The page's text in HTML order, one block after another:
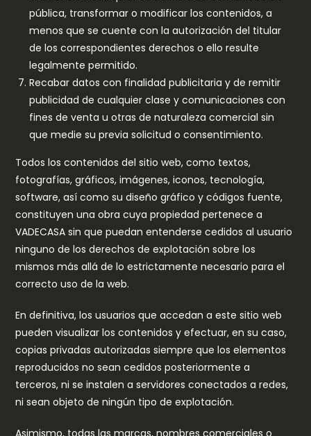
pública, transformar o modificar los contenidos, a
menos que se cuente con la autorización del titular
de los correspondientes derechos o ello resulte
legalmente permitido.
Recabar datos con finalidad publicitaria y de remitir
publicidad de cualquier clase y comunicaciones con
fines de venta u otras de naturaleza comercial sin
que medie su previa solicitud o consentimiento.
Todos los contenidos del sitio web, como textos,
fotografías, gráficos, imágenes, iconos, tecnología,
software, así como su diseño gráfico y códigos fuente,
constituyen una obra cuya propiedad pertenece a
VADECASA sin que puedan entenderse cedidos al usuario
ninguno de los derechos de explotación sobre los
mismos más allá de lo estrictamente necesario para el
correcto uso de la web.
En definitiva, los usuarios que accedan a este sitio web
pueden visualizar los contenidos y efectuar, en su caso,
copias privadas autorizadas siempre que los elementos
reproducidos no sean cedidos posteriormente a
terceros, ni se instalen a servidores conectados a redes,
ni sean objeto de ningún tipo de explotación.
Asimismo, todas las marcas, nombres comerciales o